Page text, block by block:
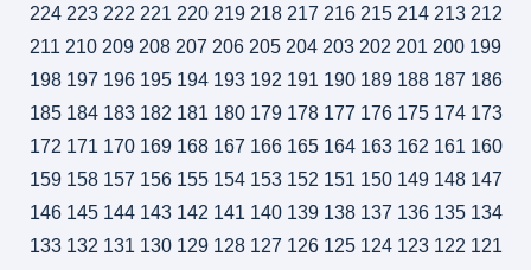
224 223 222 221 220 219 218 217 216 215 214 213 212
211 210 209 208 207 206 205 204 203 202 201 200 199
198 197 196 195 194 193 192 191 190 189 188 187 186
185 184 183 182 181 180 179 178 177 176 175 174 173
172 171 170 169 168 167 166 165 164 163 162 161 160
159 158 157 156 155 154 153 152 151 150 149 148 147
146 145 144 143 142 141 140 139 138 137 136 135 134
133 132 131 130 129 128 127 126 125 124 123 122 121